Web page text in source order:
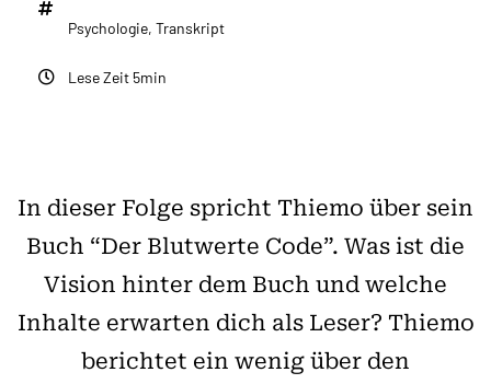
Psychologie, Transkript
Lese Zeit 5min
In dieser Folge spricht Thiemo über sein
Buch “Der Blutwerte Code”. Was ist die
Vision hinter dem Buch und welche
Inhalte erwarten dich als Leser? Thiemo
berichtet ein wenig über den